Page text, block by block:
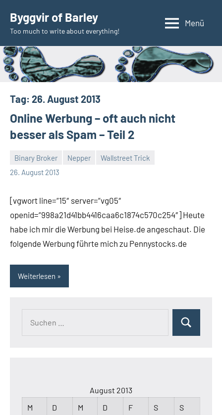
Inhalt
springen
Byggvir of Barley
Too much to write about everything!
Menü
Tag: 26. August 2013
Online Werbung – oft auch nicht
besser als Spam – Teil 2
Binary Broker Nepper
Wallstreet Trick
26. August 2013
Thomas
[vgwort line=“15″ server=“vg05″
openid=“998a21d41bb4416caa6c1874c570c254″] Heute
habe ich mir die Werbung bei Heise.de angeschaut. Die
folgende Werbung führte mich zu Pennystocks.de
Weiterlesen
Suchen
August 2013
M
D M D F S S